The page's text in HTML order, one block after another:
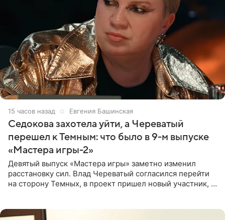
15 часов назад Евгения Башинская
Седокова захотела уйти, а Череватый
перешел к Темным: что было в 9-м выпуске
«Мастера игры-2»
Девятый выпуск «Мастера игры» заметно изменил
расстановку сил. Влад Череватый согласился перейти
на сторону Темных, в проект пришел новый участник, а